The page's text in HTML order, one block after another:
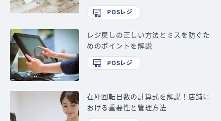
POSレジ
レジ戻しの正しい方法とミスを防ぐた
めのポイントを解説
POSレジ
在庫回転日数の計算式を解説！店舗に
おける重要性と管理方法